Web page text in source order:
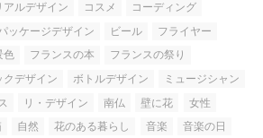
アルデザイン コスメ
コーディング
ッケージデザイン ビール
フライヤー
色 フランスの本
フランスの祭り
クデザイン ボトルデザイン
ミュージシャン
リ・デザイン 南仏 壁に花
女性
自然 花のある暮らし 音楽 音楽の日